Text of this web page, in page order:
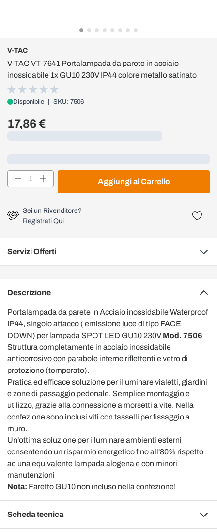
V-TAC
V-TAC VT-7641 Portalampada da parete in acciaio
inossidabile 1x GU10 230V IP44 colore metallo satinato
Disponibile SKU: 7506
17,86 €
Quantità
Aggiungi al Carrello
Sei un Rivenditore?
Registrati Qui
Servizi Offerti
Descrizione
Portalampada da parete in Acciaio inossidabile Waterproof
IP44, singolo attacco ( emissione luce di tipo FACE
DOWN) per lampada SPOT LED GU10 230V Mod. 7506
Struttura completamente in acciaio inossidabile
anticorrosivo con parabole interne riflettenti e vetro di
protezione (temperato).
Pratica ed efficace soluzione per illuminare vialetti, giardini
e zone di passaggio pedonale. Semplice montaggio e
utilizzo, grazie alla connessione a morsetti a vite. Nella
confezione sono inclusi viti con tasselli per fissaggio a
muro.
Un'ottima soluzione per illuminare ambienti esterni
consentendo un risparmio energetico fino all'80% rispetto
ad una equivalente lampada alogena e con minori
manutenzioni
Nota: Faretto GU10 non incluso nella confezione!
Scheda tecnica